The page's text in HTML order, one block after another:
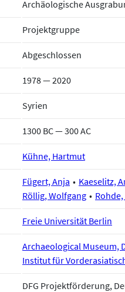
Archäologische
Projektgruppe
Abgeschlossen
1978 — 2020
Syrien
1300 BC — 300 AC
Kühne, Hartmut
Fügert, Anja Kaeselitz,
Röllig, Wolfgang
Freie Universität Berlin
Archaeological Museum,
Institut für
DFG Projektförderung,